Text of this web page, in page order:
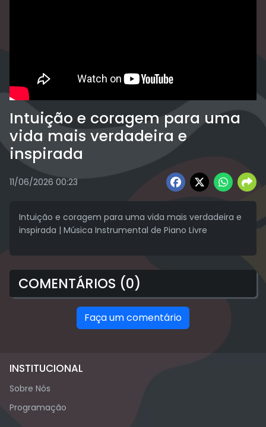
Intuição e coragem para uma
vida mais verdadeira e
inspirada
11/06/2026 00:23
Intuição e coragem para uma vida mais verdadeira e
inspirada | Música Instrumental de Piano Livre
COMENTÁRIOS (0)
Faça um comentário
INSTITUCIONAL
Sobre Nós
Programação